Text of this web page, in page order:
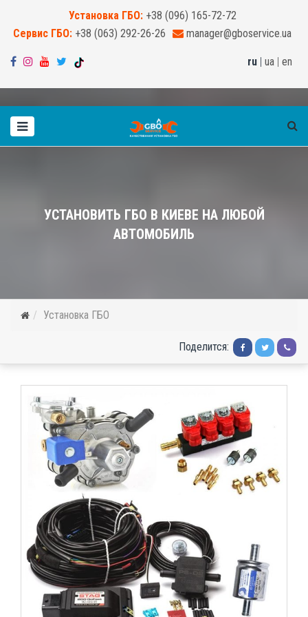
Установка ГБО: +38 (096) 165-72-72
Сервис ГБО: +38 (063) 292-26-26 manager@gboservice.ua
ru | ua | en
УСТАНОВИТЬ ГБО В КИЕВЕ НА ЛЮБОЙ
АВТОМОБИЛЬ
Установка ГБО
Поделится: